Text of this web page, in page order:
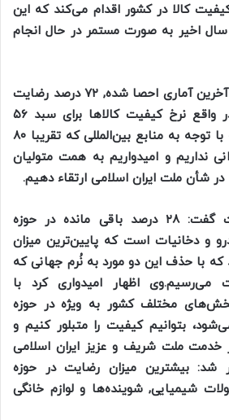
کالا در کشور اقدام می‌کند که این
اخیر به صورت مستمر در حال انجام
امینی افزود:‌ بر اساس آخرین آماری احصا شده, ۷۲ درصد رضایت
عمومی کسب شده و در واقع نرخ کیفیت کالا‌ها برای سبد ۵۶
کالای پرمصرف است که با توجه به منابع بین‌المللی که تقریبا ۸۰
نداریم و امیدواریم به همت متولیان
شأن ملت ایران اسلامی ارتقاء دهیم.
دبیر جایزه ملی کیفیت گفت: ۲۸ درصد باقی مانده در حوزه
و دخانیات است که پایین‌ترین میزان
با حذف این دو مورد به نُرم جهانی که
است می‌رسیم.وی اظهار امیدواری کرد با
مختلف کشور به ویژه در حوزه
بتوانیم کیفیت را متبلور کنیم و
خدمت ملت شریف و عزیز ایران اسلامی
شد: بیشترین میزان رضایت در حوزه
شیمیایی‏, شوینده‌ها و لوازم خانگی